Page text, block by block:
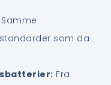
Samme
som da
Fra